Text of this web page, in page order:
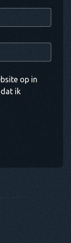
op in
ik